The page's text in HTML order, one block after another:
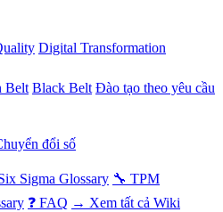
Digital Transformation
Belt Black Belt Đào tạo theo yêu cầu
đổi số
Sigma Glossary 🔧 TPM
❓ FAQ → Xem tất cả Wiki